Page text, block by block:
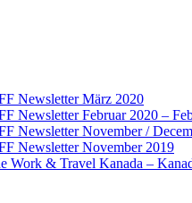
Newsletter März 2020
Newsletter Februar 2020 –
Newsletter November /
Newsletter November 2019
Work & Travel Kanada –